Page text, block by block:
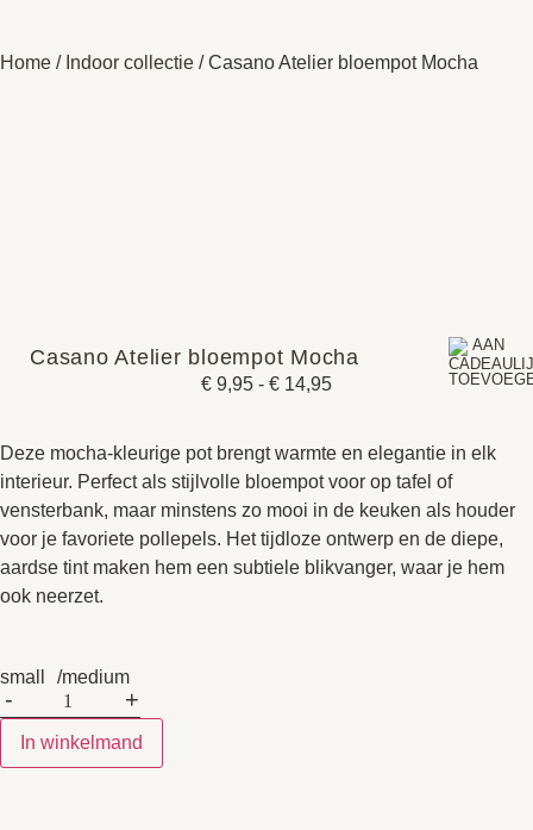
Home / Indoor collectie / Casano Atelier bloempot Mocha
Casano Atelier bloempot Mocha
€ 9,95 - € 14,95
Deze mocha-kleurige pot brengt warmte en elegantie in elk
interieur. Perfect als stijlvolle bloempot voor op tafel of
vensterbank, maar minstens zo mooi in de keuken als houder
voor je favoriete pollepels. Het tijdloze ontwerp en de diepe,
aardse tint maken hem een subtiele blikvanger, waar je hem
ook neerzet.
small medium
- +
In winkelmand